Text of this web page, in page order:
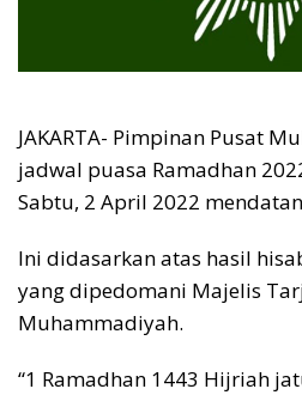
JAKARTA- Pimpinan Pusat
jadwal puasa Ramadhan
Sabtu, 2 April 2022
Ini didasarkan atas hasil
yang dipedomani Majelis
Muhammadiyah.
“1 Ramadhan 1443 Hijriah